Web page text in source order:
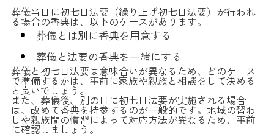
葬儀当日に初七日法要（繰り上げ初七日法要）が行われ
る場合の香典は、以下のケースがあります。
葬儀とは別に香典を用意する
葬儀と法要の香典を一緒にする
葬儀と初七日法要は意味合いが異なるため、どのケース
で準備するかは、事前に家族や親族と相談をして決める
と良いでしょう。
また、葬儀後、別の日に初七日法要が実施される場合
は、改めて香典を持参するのが一般的です。地域の習わ
しや親族間の慣習によって対応方法が異なるため、事前
に確認しましょう。